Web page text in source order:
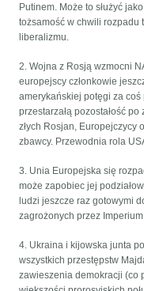
Putinem. Może to służyć
tożsamość w chwili rozpadu
liberalizmu.
2. Wojna z Rosją wzmocni
europejscy członkowie
amerykańskiej potęgi za
przestarzałą pozostałość
złych Rosjan, Europejczycy
zbawcy. Przewodnia rola
3. Unia Europejska się
może zapobiec jej
ludzi jeszcze raz gotowymi
zagrożonych przez Imperium
4. Ukraina i kijowska junta
wszystkich przestępstw
zawieszenia demokracji (co